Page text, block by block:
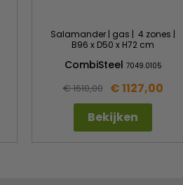
Salamander | gas | 4 zones |
B96 x D50 x H72 cm
CombiSteel 7049.0105
€ 1610,00
€ 1127,00
Bekijken